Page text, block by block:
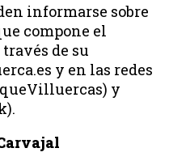
informarse sobre
compone el
de su
y en las redes
y